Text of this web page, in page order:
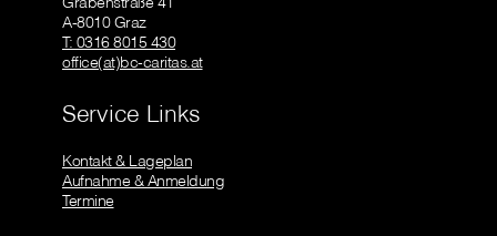
A-8010 Graz
T: 0316 8015 430
office(at)bc-caritas.at
Service Links
Kontakt & Lageplan
Aufnahme & Anmeldung
Termine